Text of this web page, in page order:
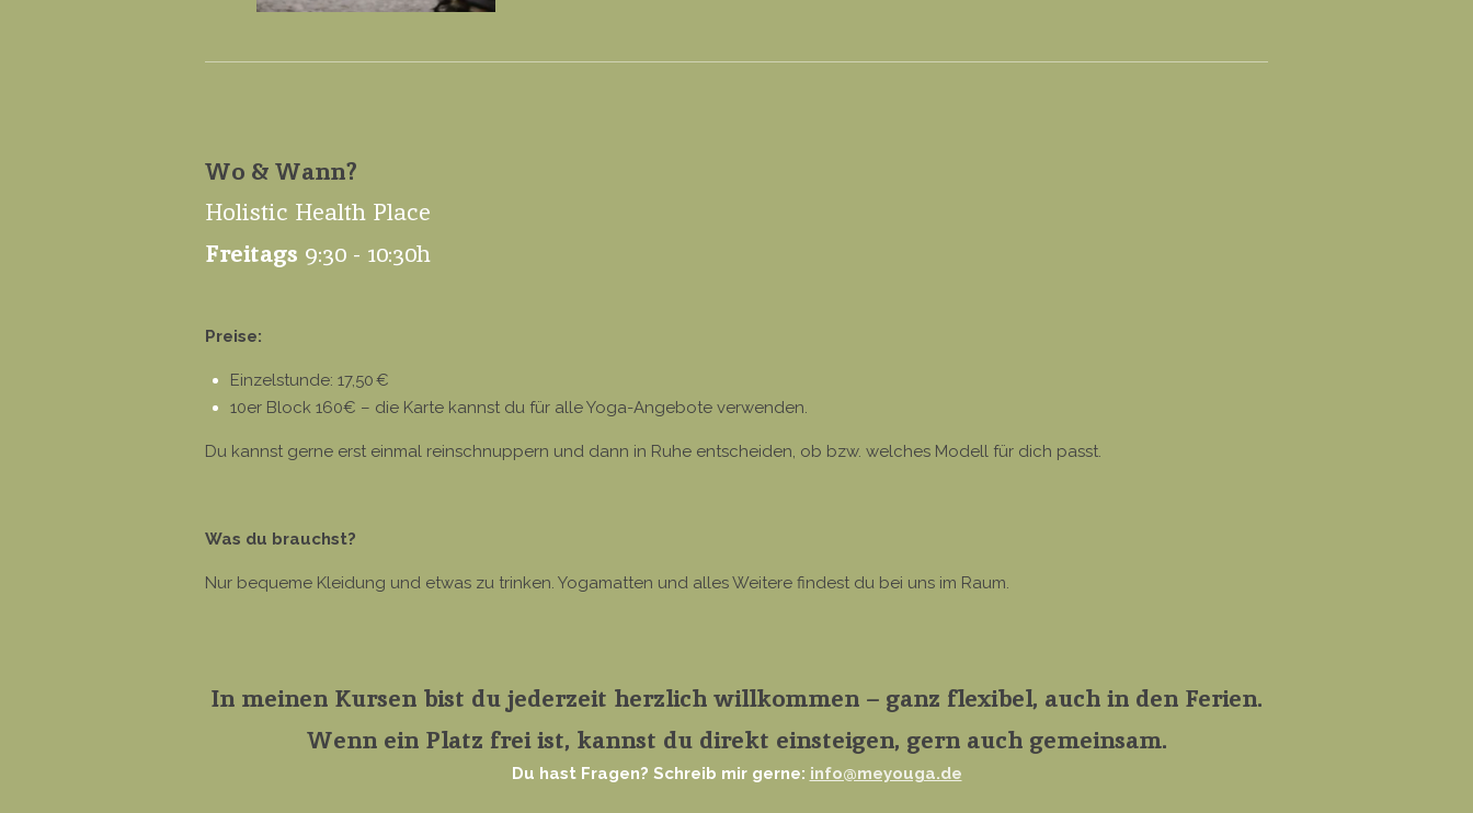
Wo & Wann?
Holistic Health Place
Freitags 9:30 - 10:30h
Preise:
Einzelstunde: 17,50 €
10er Block 160€ – die Karte kannst du für alle Yoga-Angebote verwenden.
Du kannst gerne erst einmal reinschnuppern und dann in Ruhe entscheiden, ob bzw. welches Modell für dich passt.
Was du brauchst?
Nur bequeme Kleidung und etwas zu trinken. Yogamatten und alles Weitere findest du bei uns im Raum.
In meinen Kursen bist du jederzeit herzlich willkommen – ganz flexibel, auch in den Ferien.
Wenn ein Platz frei ist, kannst du direkt einsteigen, gern auch gemeinsam.
Du hast Fragen? Schreib mir gerne: info@meyouga.de